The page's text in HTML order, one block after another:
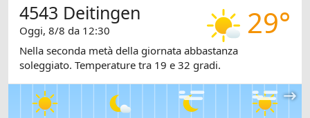
29°
4543 Deitingen
Oggi, 8/8 da 12:30
Nella seconda metà della giornata abbastanza
soleggiato. Temperature tra 19 e 32 gradi.